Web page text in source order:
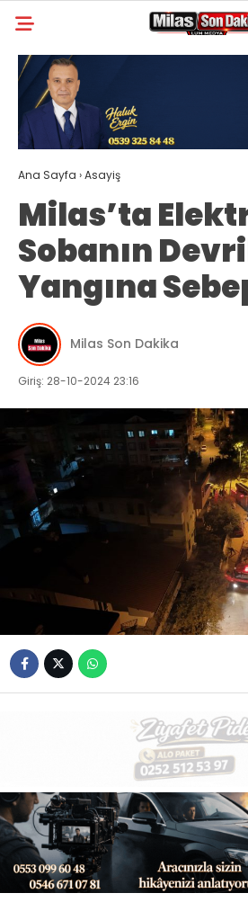
GALERİ
MILAS
MUĞLA’DAN
ASAYIŞ
GÜNDEM
EKONOMI
SPOR
VEFAT
KÜNYE
Ana Sayfa ›Asayiş
Milas’ta
Sobanın
Yangına
Milas Son Dakika
Giriş: 28-10-2024 23:16